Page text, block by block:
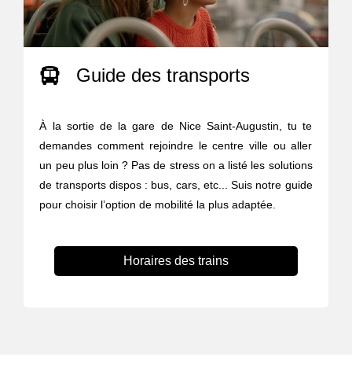
Guide des transports
À la sortie de la gare de Nice Saint-Augustin, tu te
demandes comment rejoindre le centre ville ou aller
un peu plus loin ? Pas de stress on a listé les solutions
de transports dispos : bus, cars, etc... Suis notre guide
pour choisir l’option de mobilité la plus adaptée.
Horaires des trains